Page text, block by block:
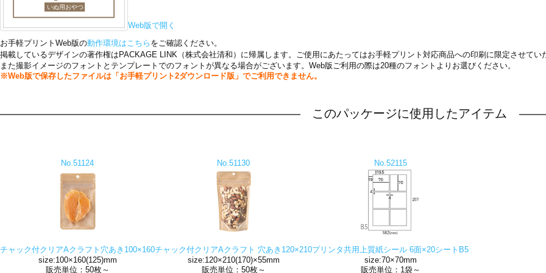
Web版で開く
お手軽プリントWeb版の動作環境はこちら をご確認ください。
掲載しているデザインの著作権はPACKAGE LINK（株式会社清和）に帰属します。ご使用にあたってはお手軽プリント対応商品への印刷に限定させてい
また撮影イメージのフォントとテンプレートでのフォントが異なる場合がございます。Web版ご利用の際は20種のフォントよりお選びください。
※Web版で保存したファイルは「お手軽プリント2ダウンロード版」でご利用できません。
このパッケージに使用したアイテム
No.51124
チャック付クリアAクラフト穴あき100×160
size:100×160(125)mm
販売単位：50枚～
No.51130
チャック付クリアAクラフト 穴あき120×210
size:120×210(170)×55mm
販売単位：50枚～
No.52115
プリンタ共用上質紙シール 6面×20シートB5
size:70×70mm
販売単位：1袋～